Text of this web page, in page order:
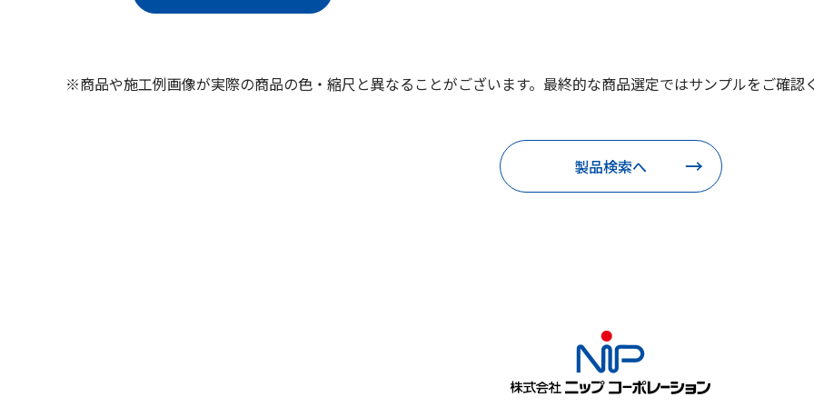
※商品や施工例画像が実際の商品の色・縮尺と異なることがございます。最終的な商品選定ではサンプルをご確認
製品検索へ